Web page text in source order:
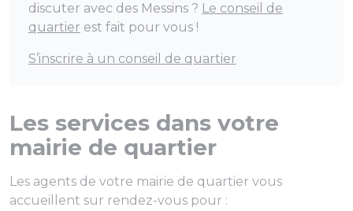
discuter avec des Messins ? Le conseil de
quartier est fait pour vous !
S’inscrire à un conseil de quartier
Les services dans votre
mairie de quartier
Les agents de votre mairie de quartier vous
accueillent sur rendez-vous pour :